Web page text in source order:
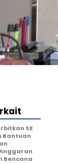
SE
Bantuan
Bencana